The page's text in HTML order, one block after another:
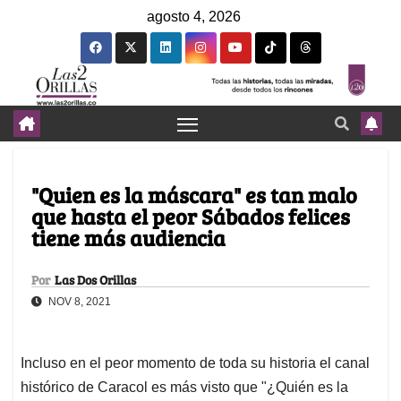
agosto 4, 2026
"Quien es la máscara" es tan malo
que hasta el peor Sábados felices
tiene más audiencia
Por Las Dos Orillas
NOV 8, 2021
Incluso en el peor momento de toda su historia el canal
histórico de Caracol es más visto que "¿Quién es la